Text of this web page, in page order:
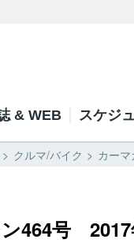
& WEB スケジ
クルマ/バイク カー
464号 2017